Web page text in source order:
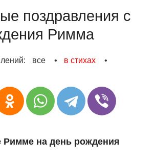
поздравления с
Римма
все • в стихах
•
Римме на день рождения